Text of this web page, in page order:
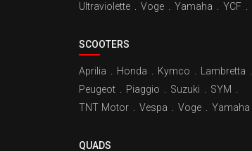
Ultraviolette
Voge Yamaha YCF
SCOOTERS
Aprilia Honda Kymco Lambretta
Peugeot
Piaggio Suzuki SYM
TNT Motor
Vespa Voge Yamaha
QUADS